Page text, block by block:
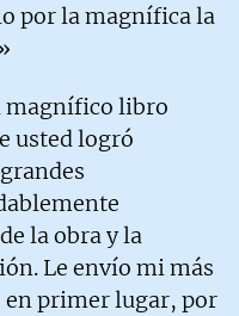
por la magnífica la
magnífico libro
usted logró
la obra y la
Le envío mi más
primer lugar, por